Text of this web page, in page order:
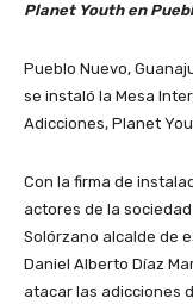
Planet Youth en
Pueblo Nuevo,
se instaló la Mesa
Adicciones, Planet
Con la firma de
actores de la
Solórzano alcalde de
Daniel Alberto Díaz
atacar las adicciones